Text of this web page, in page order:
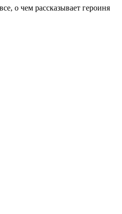
о чем рассказывает героиня